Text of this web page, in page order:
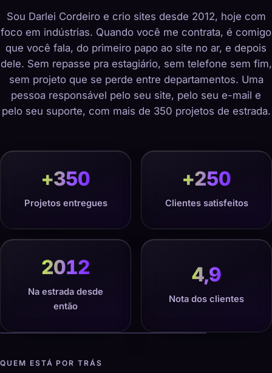
Sou Darlei Cordeiro e crio sites desde 2012, hoje com
foco em indústrias. Quando você me contrata, é comigo
que você fala, do primeiro papo ao site no ar, e depois
dele. Sem repasse pra estagiário, sem telefone sem fim,
sem projeto que se perde entre departamentos. Uma
pessoa responsável pelo seu site, pelo seu e-mail e
pelo seu suporte, com mais de 350 projetos de estrada.
+350
Projetos entregues
+250
Clientes satisfeitos
2012
Na estrada desde
então
4,9
Nota dos clientes
QUEM ESTÁ POR TRÁS